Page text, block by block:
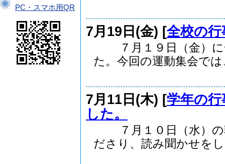
PC・スマホ用QR
7月19日(金) [全校の行
７月１９日（金）に
た。今回の運動集会では
7月11日(木) [学年の行
した。
７月１０日（水）の
ださり、読み聞かせを